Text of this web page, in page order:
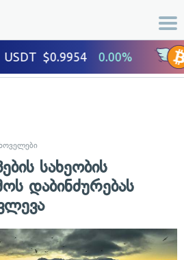
სახეობის
დაბინძურებას